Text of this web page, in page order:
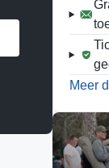
Meer